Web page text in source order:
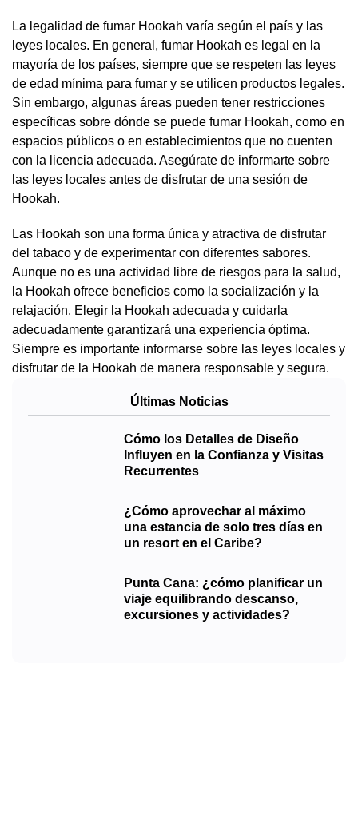
La legalidad de fumar Hookah varía según el país y las
leyes locales. En general, fumar Hookah es legal en la
mayoría de los países, siempre que se respeten las leyes
de edad mínima para fumar y se utilicen productos legales.
Sin embargo, algunas áreas pueden tener restricciones
específicas sobre dónde se puede fumar Hookah, como en
espacios públicos o en establecimientos que no cuenten
con la licencia adecuada. Asegúrate de informarte sobre
las leyes locales antes de disfrutar de una sesión de
Hookah.
Las Hookah son una forma única y atractiva de disfrutar
del tabaco y de experimentar con diferentes sabores.
Aunque no es una actividad libre de riesgos para la salud,
la Hookah ofrece beneficios como la socialización y la
relajación. Elegir la Hookah adecuada y cuidarla
adecuadamente garantizará una experiencia óptima.
Siempre es importante informarse sobre las leyes locales y
disfrutar de la Hookah de manera responsable y segura.
Últimas Noticias
Cómo los Detalles de Diseño
Influyen en la Confianza y Visitas
Recurrentes
¿Cómo aprovechar al máximo
una estancia de solo tres días en
un resort en el Caribe?
Punta Cana: ¿cómo planificar un
viaje equilibrando descanso,
excursiones y actividades?